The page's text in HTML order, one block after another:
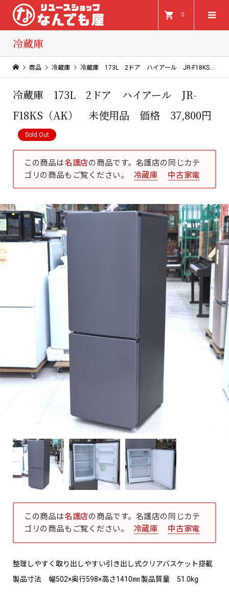
0
冷蔵庫
商品 冷蔵庫 冷蔵庫 173L 2ドア ハイアール JR-F18KS（AK） 未使用品 価格 37,800円
冷蔵庫 173L 2ドア ハイアール JR-
F18KS（AK） 未使用品 価格 37,800円
Sold Out
この商品は名護店の商品です。名護店の同じカテ
ゴリの商品もご覧ください。
冷蔵庫 中古家電
この商品は名護店の商品です。名護店の同じカテ
ゴリの商品もご覧ください。
冷蔵庫 中古家電
整理しやすく取り出しやすい引き出し式クリアバスケット搭載
製品寸法 幅502×奥行598×高さ1410㎜ 製品質量 51.0kg